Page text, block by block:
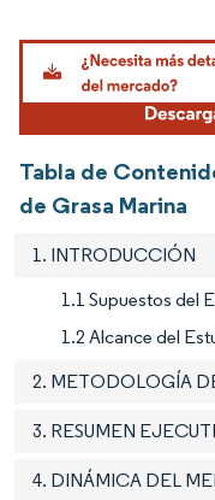
Imagen © Mordor
Tabla de
de Grasa Marina
1. INTRODUCCIÓN
1.1 Supuestos del
1.2 Alcance del
2. METODOLOGÍA
3. RESUMEN
4. DINÁMICA DEL